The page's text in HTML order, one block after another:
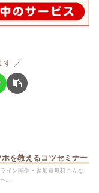
す
を教えるコツセミナー
ン開催・参加費無料こんな
...